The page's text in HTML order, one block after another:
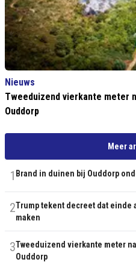
Nieuws
Tweeduizend vierkante meter
Ouddorp
Meer
1 Brand in duinen bij Ouddorp
2Trump tekent decreet dat einde
maken
3Tweeduizend vierkante meter
Ouddorp